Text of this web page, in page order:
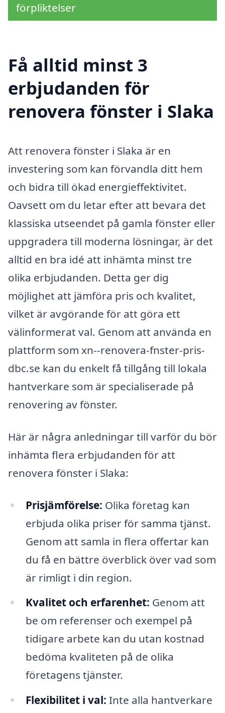
förpliktelser
Få alltid minst 3
erbjudanden för
renovera fönster i Slaka
Att renovera fönster i Slaka är en
investering som kan förvandla ditt hem
och bidra till ökad energi­effektivitet.
Oavsett om du letar efter att bevara det
klassiska utseendet på gamla fönster eller
uppgradera till moderna lösningar, är det
alltid en bra idé att in­hämta minst tre
olika erbjudanden. Detta ger dig
möjlighet att jämföra pris och kvalitet,
vilket är avgörande för att göra ett
välinformerat val. Genom att använda en
plattform som xn--renovera-fnster-pris-
dbc.se kan du enkelt få tillgång till lokala
hantverkare som är specialiserade på
renovering av fönster.
Här är några anledningar till varför du bör
in­hämta flera erbjudanden för att
renovera fönster i Slaka:
Prisjämförelse: Olika företag kan
erbjuda olika priser för samma tjänst.
Genom att samla in flera offertar kan
du få en bättre överblick över vad som
är rimligt i din region.
Kvalitet och erfarenhet: Genom att
be om referenser och exempel på
tidigare arbete kan du utan kostnad
bedöma kvaliteten på de olika
företagens tjänster.
Flexibilitet i val: Inte alla hantverkare